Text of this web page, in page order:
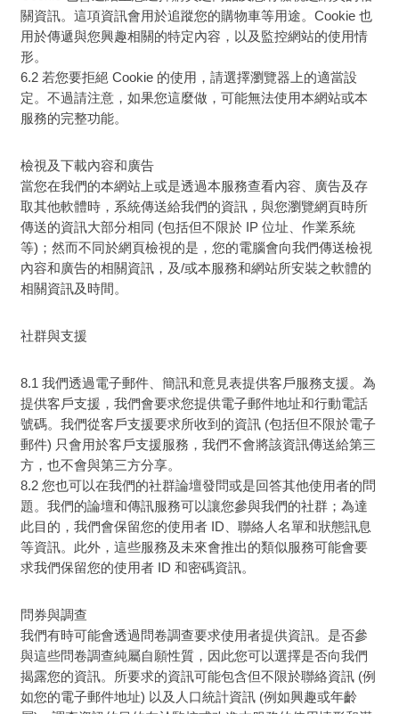
關資訊。這項資訊會用於追蹤您的購物車等用途。Cookie 也
用於傳遞與您興趣相關的特定內容，以及監控網站的使用情
形。
6.2 若您要拒絕 Cookie 的使用，請選擇瀏覽器上的適當設
定。不過請注意，如果您這麼做，可能無法使用本網站或本
服務的完整功能。
檢視及下載內容和廣告
當您在我們的本網站上或是透過本服務查看內容、廣告及存
取其他軟體時，系統傳送給我們的資訊，與您瀏覽網頁時所
傳送的資訊大部分相同 (包括但不限於 IP 位址、作業系統
等)；然而不同於網頁檢視的是，您的電腦會向我們傳送檢視
內容和廣告的相關資訊，及/或本服務和網站所安裝之軟體的
相關資訊及時間。
社群與支援
8.1 我們透過電子郵件、簡訊和意見表提供客戶服務支援。為
提供客戶支援，我們會要求您提供電子郵件地址和行動電話
號碼。我們從客戶支援要求所收到的資訊 (包括但不限於電子
郵件) 只會用於客戶支援服務，我們不會將該資訊傳送給第三
方，也不會與第三方分享。
8.2 您也可以在我們的社群論壇發問或是回答其他使用者的問
題。我們的論壇和傳訊服務可以讓您參與我們的社群；為達
此目的，我們會保留您的使用者 ID、聯絡人名單和狀態訊息
等資訊。此外，這些服務及未來會推出的類似服務可能會要
求我們保留您的使用者 ID 和密碼資訊。
問券與調查
我們有時可能會透過問卷調查要求使用者提供資訊。是否參
與這些問卷調查純屬自願性質，因此您可以選擇是否向我們
揭露您的資訊。所要求的資訊可能包含但不限於聯絡資訊 (例
如您的電子郵件地址) 以及人口統計資訊 (例如興趣或年齡